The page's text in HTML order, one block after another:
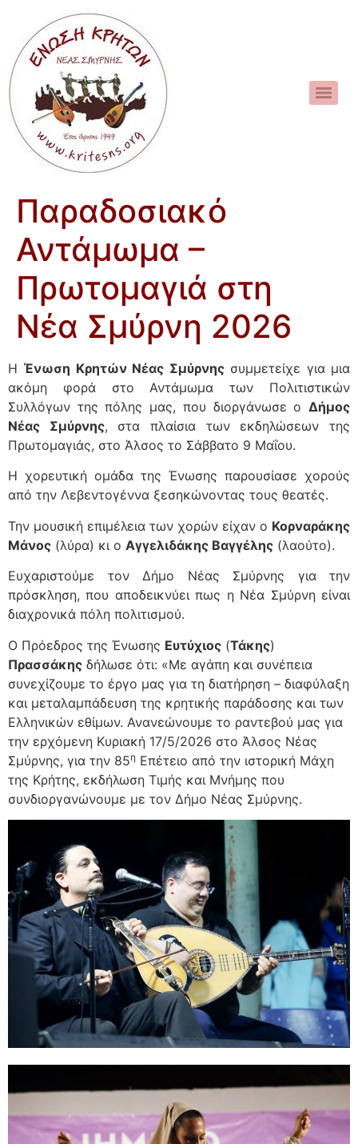
Παραδοσιακό
Αντάμωμα –
Πρωτομαγιά στη
Νέα Σμύρνη 2026
Η Ένωση Κρητών Νέας Σμύρνηςσυμμετείχε για μια
ακόμη φορά στο Αντάμωμα των Πολιτιστικών
Συλλόγων της πόλης μας, που διοργάνωσε ο Δήμος
Νέας Σμύρνης, στα πλαίσια των εκδηλώσεων της
Πρωτομαγιάς, στο Άλσος το Σάββατο 9 Μαΐου.
Η χορευτική ομάδα της Ένωσης παρουσίασε χορούς
από την Λεβεντογέννα ξεσηκώνοντας τους θεατές.
Την μουσική επιμέλεια των χορών είχαν ο Κορναράκης
Μάνος (λύρα) κι ο Αγγελιδάκης Βαγγέλης (λαούτο).
Ευχαριστούμε τον Δήμο Νέας Σμύρνης για την
πρόσκληση, που αποδεικνύει πως η Νέα Σμύρνη είναι
διαχρονικά πόλη πολιτισμού.
Ο Πρόεδρος της Ένωσης Ευτύχιος (Τάκης)
Πρασσάκης δήλωσε ότι: «Με αγάπη και συνέπεια
συνεχίζουμε το έργο μας για τη διατήρηση – διαφύλαξη
και μεταλαμπάδευση της κρητικής παράδοσης και των
Ελληνικών εθίμων. Ανανεώνουμε το ραντεβού μας για
την ερχόμενη Κυριακή 17/5/2026 στο Άλσος Νέας
Σμύρνης, για την 85η Επέτειο από την ιστορική Μάχη
της Κρήτης, εκδήλωση Τιμής και Μνήμης που
συνδιοργανώνουμε με τον Δήμο Νέας Σμύρνης.